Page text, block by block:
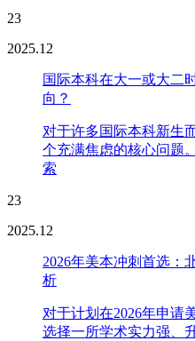
23
2025.12
国际本科在大一或大二
向？
对于许多国际本科新生
个充满焦虑的核心问题
索
23
2025.12
2026年美本冲刺首选：
析
对于计划在2026年申请
选择一所学术实力强、